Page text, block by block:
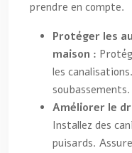
prendre en compte.
Protéger les
maison :
les
soubassements.
Améliorer le
Installez des
puisards.